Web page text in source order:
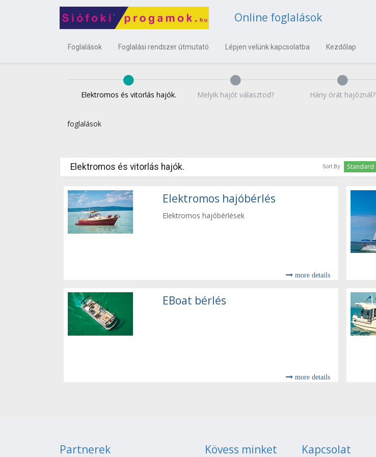
Online foglalások
Foglalások Foglalási rendszer útmutató Lépjen velünk kapcsolatba Kezdőlap
Elektromos és vitorlás hajók. Melyik hajót választod? Hány órát hajóznál?
foglalások
Elektromos és vitorlás hajók. Sort By: Standard
Elektromos hajóbérlés
Elektromos hajóbérlések
more details
EBoat bérlés
more details
Partnerek Kövess minket Kapcsolat